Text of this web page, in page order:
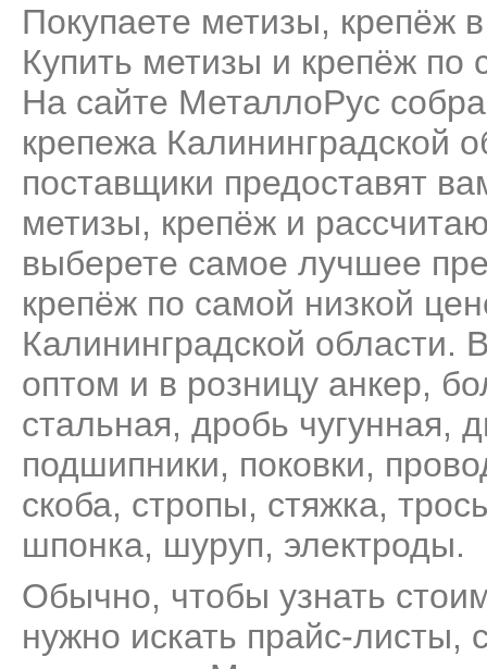
Покупаете метизы, крепёж
Купить метизы и крепёж по
На сайте МеталлоРус
крепежа Калининградской
поставщики предоставят
метизы, крепёж и
выберете самое лучшее
крепёж по самой низкой
Калининградской области.
оптом и в розницу анкер,
стальная, дробь чугунная,
подшипники, поковки,
скоба, стропы, стяжка,
шпонка, шуруп, электроды.
Обычно, чтобы узнать
нужно искать прайс-листы,